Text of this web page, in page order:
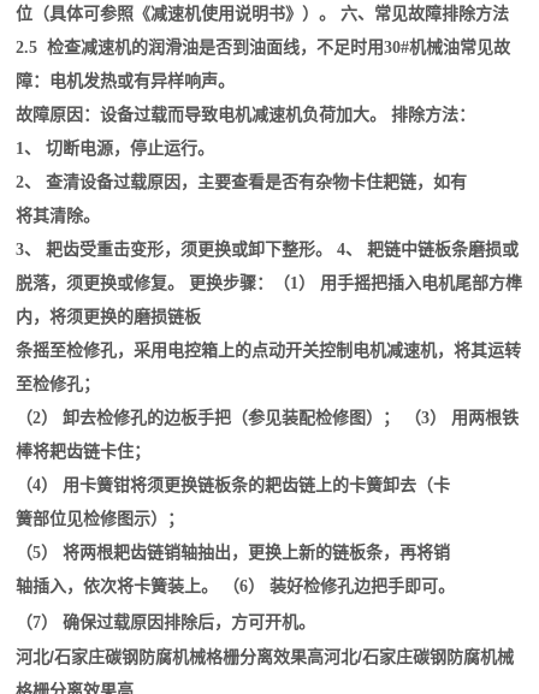
位（具体可参照《减速机使用说明书》）。 六、常见故障排除方法
2.5 检查减速机的润滑油是否到油面线，不足时用30#机械油常见故
障：电机发热或有异样响声。
故障原因：设备过载而导致电机减速机负荷加大。 排除方法：
1、 切断电源，停止运行。
2、 查清设备过载原因，主要查看是否有杂物卡住耙链，如有
将其清除。
3、 耙齿受重击变形，须更换或卸下整形。 4、 耙链中链板条磨损或
脱落，须更换或修复。 更换步骤：（1） 用手摇把插入电机尾部方榫
内，将须更换的磨损链板
条摇至检修孔，采用电控箱上的点动开关控制电机减速机，将其运转
至检修孔；
（2） 卸去检修孔的边板手把（参见装配检修图）； （3） 用两根铁
棒将耙齿链卡住；
（4） 用卡簧钳将须更换链板条的耙齿链上的卡簧卸去（卡
簧部位见检修图示）；
（5） 将两根耙齿链销轴抽出，更换上新的链板条，再将销
轴插入，依次将卡簧装上。 （6） 装好检修孔边把手即可。
（7） 确保过载原因排除后，方可开机。
河北/石家庄碳钢防腐机械格栅分离效果高河北/石家庄碳钢防腐机械